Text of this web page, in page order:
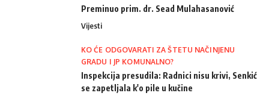
Preminuo prim. dr. Sead Mulahasanović
Vijesti
KO ĆE ODGOVARATI ZA ŠTETU NAČINJENU
GRADU I JP KOMUNALNO?
Inspekcija presudila: Radnici nisu krivi, Senkić
se zapetljala k'o pile u kučine